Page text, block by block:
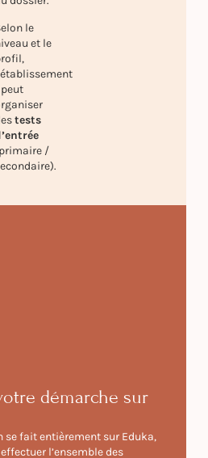
le
et le
peut
tests
/
démarche sur
se fait entièrement sur Eduka,
l’ensemble des